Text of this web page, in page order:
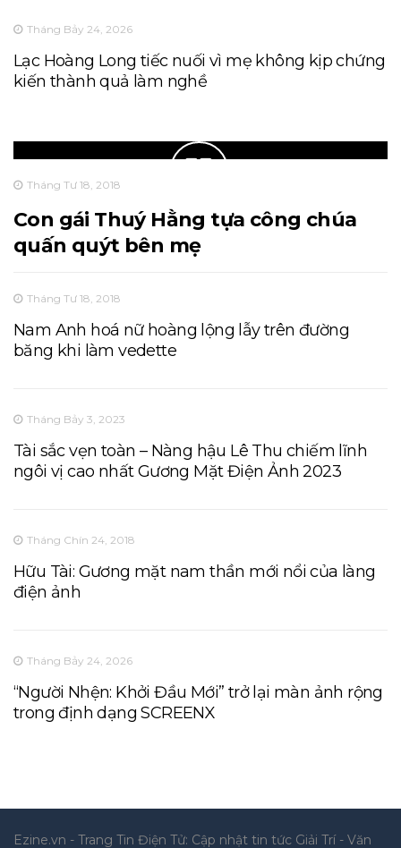
Tháng Bảy 24, 2026
Lạc Hoàng Long tiếc nuối vì mẹ không kịp chứng
kiến thành quả làm nghề
Tháng Tư 18, 2018
Con gái Thuý Hằng tựa công chúa
quấn quýt bên mẹ
Tháng Tư 18, 2018
Nam Anh hoá nữ hoàng lộng lẫy trên đường
băng khi làm vedette
Tháng Bảy 3, 2023
Tài sắc vẹn toàn – Nàng hậu Lê Thu chiếm lĩnh
ngôi vị cao nhất Gương Mặt Điện Ảnh 2023
Tháng Chín 24, 2018
Hữu Tài: Gương mặt nam thần mới nổi của làng
điện ảnh
Tháng Bảy 24, 2026
“Người Nhện: Khởi Đầu Mới” trở lại màn ảnh rộng
trong định dạng SCREENX
Ezine.vn - Trang Tin Điện Tử: Cập nhật tin tức Giải Trí - Văn